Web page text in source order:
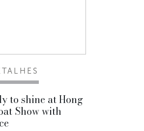
to shine at Hong
Show with